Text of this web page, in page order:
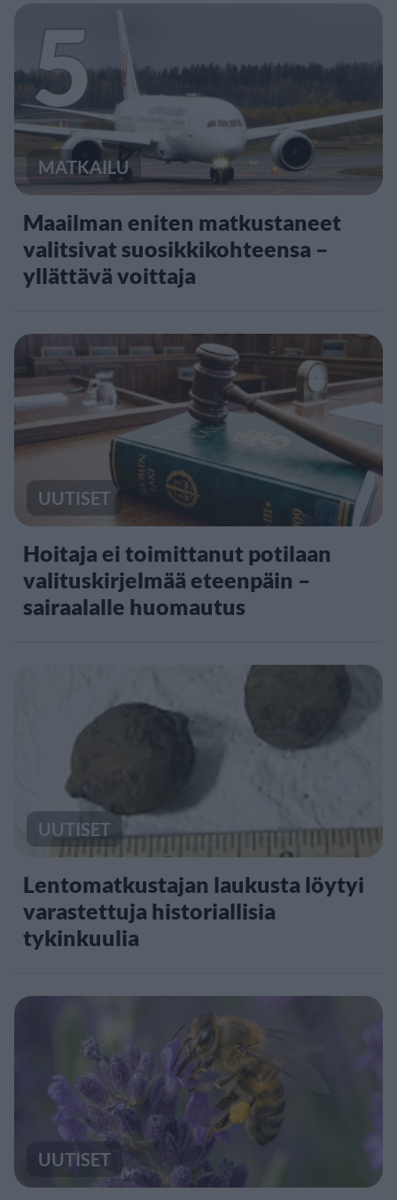
5
MATKAILU
Maailman eniten matkustaneet
valitsivat suosikkikohteensa –
yllättävä voittaja
UUTISET
Hoitaja ei toimittanut potilaan
valituskirjelmää eteenpäin –
sairaalalle huomautus
UUTISET
Lentomatkustajan laukusta löytyi
varastettuja historiallisia
tykinkuulia
UUTISET